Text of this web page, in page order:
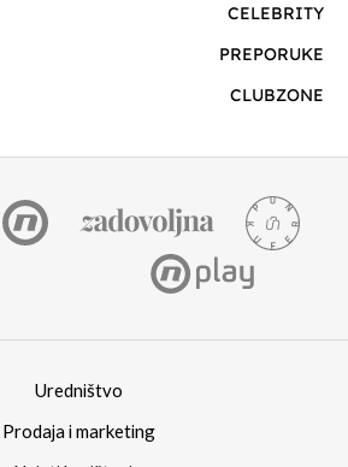
CELEBRITY
PREPORUKE
CLUBZONE
Uredništvo
Prodaja i marketing